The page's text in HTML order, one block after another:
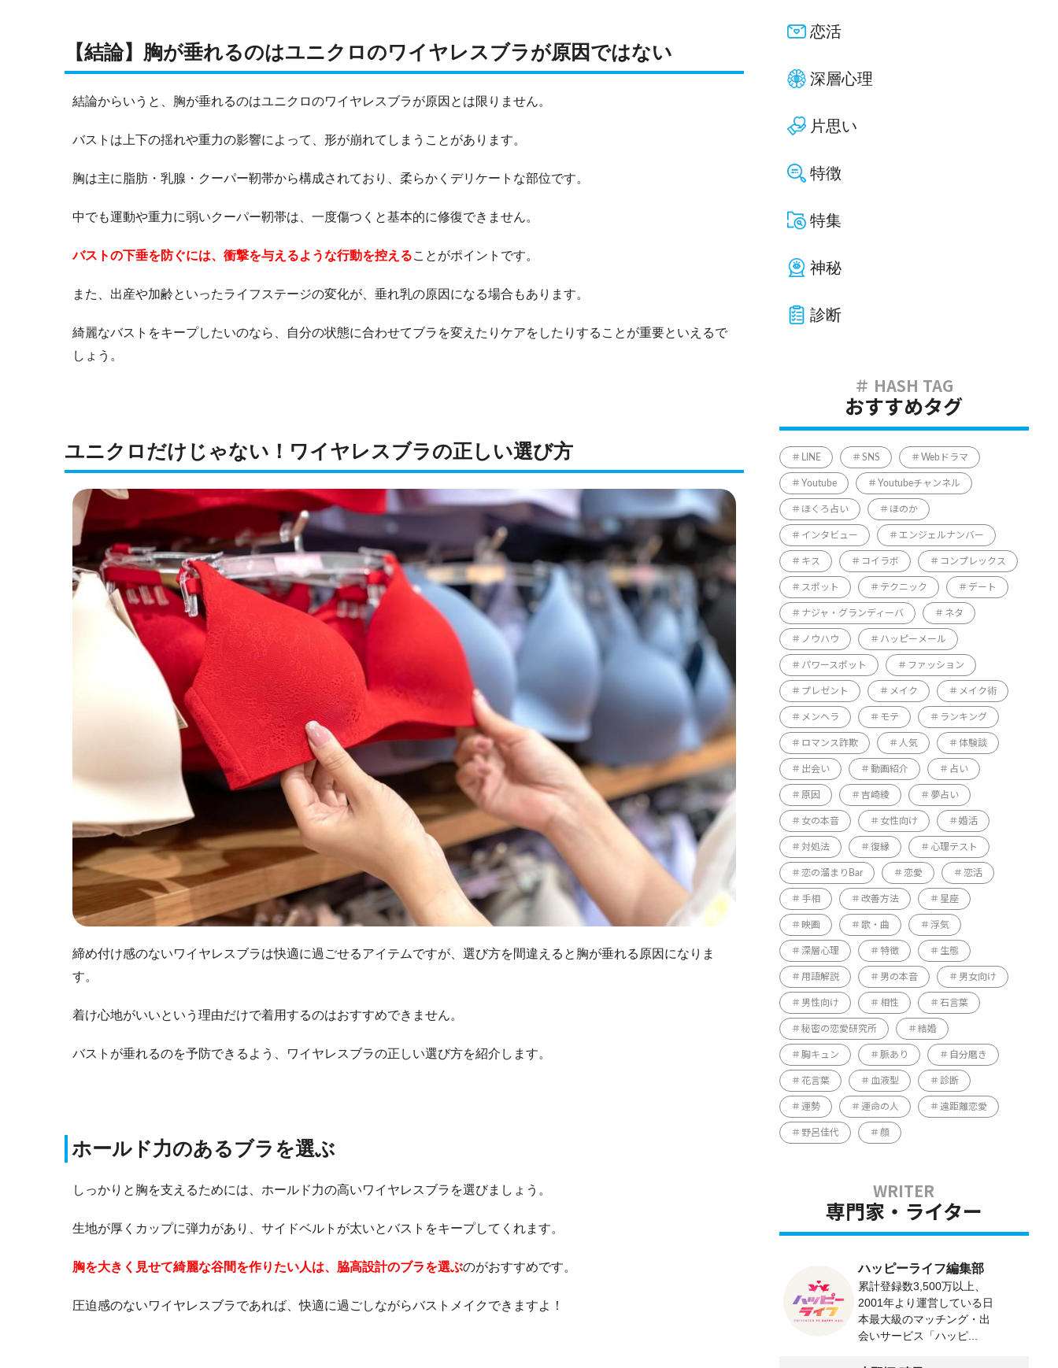
【結論】胸が垂れるのはユニクロのワイヤレスブラが原因ではない
結論からいうと、胸が垂れるのはユニクロのワイヤレスブラが原因とは限りません。
バストは上下の揺れや重力の影響によって、形が崩れてしまうことがあります。
胸は主に脂肪・乳腺・クーパー靭帯から構成されており、柔らかくデリケートな部位です。
中でも運動や重力に弱いクーパー靭帯は、一度傷つくと基本的に修復できません。
バストの下垂を防ぐには、衝撃を与えるような行動を控えることがポイントです。
また、出産や加齢といったライフステージの変化が、垂れ乳の原因になる場合もあります。
綺麗なバストをキープしたいのなら、自分の状態に合わせてブラを変えたりケアをしたりすることが重要といえるで
しょう。
ユニクロだけじゃない！ワイヤレスブラの正しい選び方
締め付け感のないワイヤレスブラは快適に過ごせるアイテムですが、選び方を間違えると胸が垂れる原因になりま
す。
着け心地がいいという理由だけで着用するのはおすすめできません。
バストが垂れるのを予防できるよう、ワイヤレスブラの正しい選び方を紹介します。
ホールド力のあるブラを選ぶ
しっかりと胸を支えるためには、ホールド力の高いワイヤレスブラを選びましょう。
生地が厚くカップに弾力があり、サイドベルトが太いとバストをキープしてくれます。
胸を大きく見せて綺麗な谷間を作りたい人は、脇高設計のブラを選ぶのがおすすめです。
圧迫感のないワイヤレスブラであれば、快適に過ごしながらバストメイクできますよ！
恋活
深層心理
片思い
特徴
特集
神秘
診断
おすすめタグ
LINE SNS Webドラマ
Youtube Youtubeチャンネル
ほくろ占い ほのか
インタビュー エンジェルナンバー
キス コイラボ コンプレックス
スポット テクニック デート
ナジャ・グランディーバ ネタ
ノウハウ ハッピーメール
パワースポット ファッション
プレゼント メイク メイク術
メンヘラ モテ ランキング
ロマンス詐欺 人気 体験談
出会い 動画紹介 占い
原因 吉崎綾 夢占い
女の本音 女性向け 婚活
対処法 復縁 心理テスト
恋の溜まりBar 恋愛 恋活
手相 改善方法 星座
映画 歌・曲 浮気
深層心理 特徴 生態
用語解説 男の本音 男女向け
男性向け 相性 石言葉
秘密の恋愛研究所 結婚
胸キュン 脈あり 自分磨き
花言葉 血液型 診断
運勢 運命の人 遠距離恋愛
野呂佳代 顔
専門家・ライター
ハッピーライフ編集部
累計登録数3,500万以上、
2001年より運営している日
本最大級のマッチング・出
会いサービス「ハッピ...